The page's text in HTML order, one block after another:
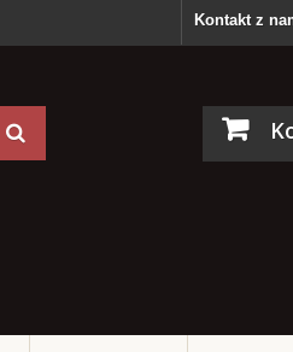
Kontakt z